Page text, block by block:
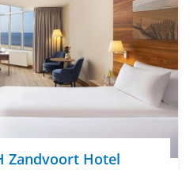
Zandvoort Hotel